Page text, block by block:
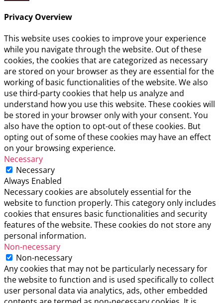
Privacy Overview
This website uses cookies to improve your experience
while you navigate through the website. Out of these
cookies, the cookies that are categorized as necessary
are stored on your browser as they are essential for the
working of basic functionalities of the website. We also
use third-party cookies that help us analyze and
understand how you use this website. These cookies will
be stored in your browser only with your consent. You
also have the option to opt-out of these cookies. But
opting out of some of these cookies may have an effect
on your browsing experience.
Necessary
Necessary
Always Enabled
Necessary cookies are absolutely essential for the
website to function properly. This category only includes
cookies that ensures basic functionalities and security
features of the website. These cookies do not store any
personal information.
Non-necessary
Non-necessary
Any cookies that may not be particularly necessary for
the website to function and is used specifically to collect
user personal data via analytics, ads, other embedded